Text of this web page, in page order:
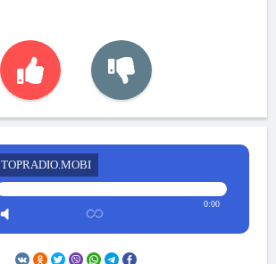
TOPRADIO.MOBI
0:00